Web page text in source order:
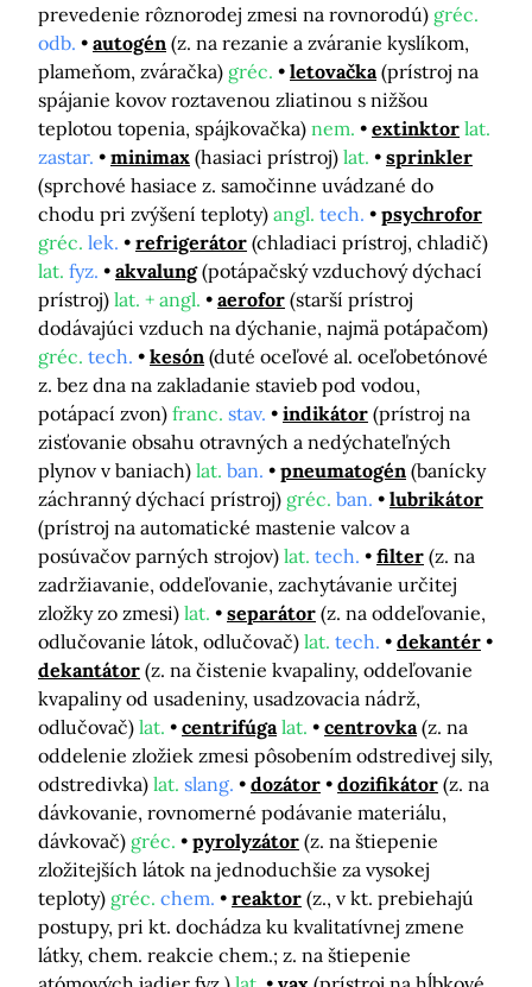
prevedenie rôznorodej zmesi na rovnorodú) gréc.
odb.
autogén (z. na rezanie a zváranie kyslíkom,
plameňom, zváračka) gréc. letovačka (prístroj na
spájanie kovov roztavenou zliatinou s nižšou
teplotou topenia, spájkovačka) nem. extinktor lat.
zastar.
minimax (hasiaci prístroj) lat.
sprinkler
(sprchové hasiace z. samočinne uvádzané do
chodu pri zvýšení teploty) angl. tech.
psychrofor
gréc. lek. refrigerátor (chladiaci prístroj, chladič)
lat. fyz. akvalung (potápačský vzduchový dýchací
prístroj) lat. + angl. aerofor (starší prístroj
dodávajúci vzduch na dýchanie, najmä potápačom)
gréc. tech. kesón (duté oceľové al. oceľobetónové
z. bez dna na zakladanie stavieb pod vodou,
potápací zvon) franc. stav. indikátor (prístroj na
zisťovanie obsahu otravných a nedýchateľných
plynov v baniach) lat. ban. pneumatogén (banícky
záchranný dýchací prístroj) gréc. ban.
lubrikátor
(prístroj na automatické mastenie valcov a
posúvačov parných strojov) lat. tech. filter (z. na
zadržiavanie, oddeľovanie, zachytávanie určitej
zložky zo zmesi) lat. separátor (z. na oddeľovanie,
odlučovanie látok, odlučovač) lat. tech.
dekantér
dekantátor (z. na čistenie kvapaliny, oddeľovanie
kvapaliny od usadeniny, usadzovacia nádrž,
odlučovač) lat. centrifúga lat. centrovka (z. na
oddelenie zložiek zmesi pôsobením odstredivej sily,
odstredivka) lat. slang. dozátor dozifikátor (z. na
dávkovanie, rovnomerné podávanie materiálu,
dávkovač) gréc. pyrolyzátor (z. na štiepenie
zložitejších látok na jednoduchšie za vysokej
teploty) gréc. chem. reaktor (z., v kt. prebiehajú
postupy, pri kt. dochádza ku kvalitatívnej zmene
látky, chem. reakcie chem.; z. na štiepenie